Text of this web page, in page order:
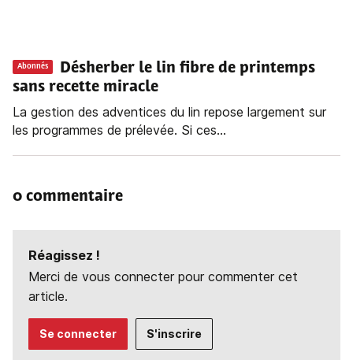
Abonnés
Désherber le lin fibre de printemps
sans recette miracle
La gestion des adventices du lin repose largement sur
les programmes de prélevée. Si ces...
0 commentaire
Réagissez !
Merci de vous connecter pour commenter cet
article.
Se connecter S'inscrire